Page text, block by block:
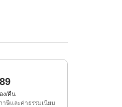
ง/คืน
าษีและค่าธรรมเนียม